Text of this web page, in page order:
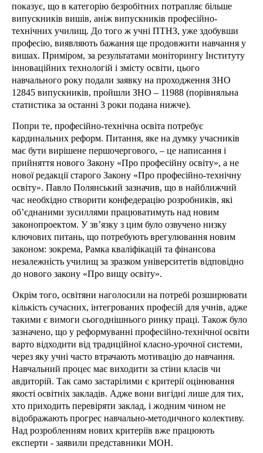
показує, що в категорію безробітних потрапляє більше
випускників вишів, аніж випускників професійно-
технічних училищ. До того ж учні ПТНЗ, уже здобувши
професію, виявляють бажання ще продовжити навчання у
вишах. Приміром, за результатами моніторингу Інституту
інноваційних технологій і змісту освіти, цього
навчального року подали заявку на проходження ЗНО
12845 випускників, пройшли ЗНО – 11988 (порівняльна
статистика за останні 3 роки подана нижче).
Попри те, професійно-технічна освіта потребує
кардинальних реформ. Питання, яке на думку учасників
має бути вирішене першочергового, – це написання і
прийняття нового Закону «Про професійну освіту», а не
нової редакції старого Закону «Про професійно-технічну
освіту». Павло Полянський зазначив, що в найближчий
час необхідно створити конфедерацію розробників, які
об’єднаними зусиллями працюватимуть над новим
законопроектом. У зв’язку з цим було озвучено низку
ключових питань, що потребують врегулювання новим
законом: зокрема, Рамка кваліфікацій та фінансова
незалежність училищ за зразком університетів відповідно
до нового закону «Про вищу освіту».
Окрім того, освітяни наголосили на потребі розширювати
кількість сучасних, інтегрованих професій для учнів, адже
такими є вимоги сьогоднішнього ринку праці. Також було
зазначено, що у реформуванні професійно-технічної освіти
варто відходити від традиційної класно-урочної системи,
через яку учні часто втрачають мотивацію до навчання.
Навчальний процес має виходити за стіни класів чи
авдиторій. Так само застарілими є критерії оцінювання
якості освітніх закладів. Адже вони вигідні лише для тих,
хто приходить перевіряти заклад, і жодним чином не
відображають прогрес навчально-методичного колективу.
Над розробленням нових критеріїв вже працюють
експерти - заявили представники МОН.